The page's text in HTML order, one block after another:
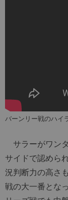
バーンリー戦のハイ
サラーがワン
サイドで認めら
況判断力の高さ
戦の大一番とな